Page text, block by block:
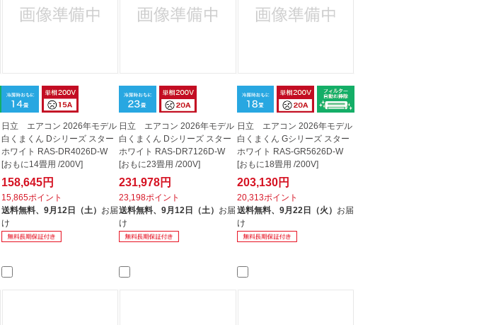
日立 エアコン 2026年モデル
白くまくん Dシリーズ スター
ホワイト RAS-DR4026D-W
[おもに14畳用 /200V]
158,645円
15,865ポイント
送料無料、 9月12日（土） お届
け
日立 エアコン 2026年モデル
白くまくん Dシリーズ スター
ホワイト RAS-DR7126D-W
[おもに23畳用 /200V]
231,978円
23,198ポイント
送料無料、9月12日（土） お届
け
日立 エアコン 2026年モデル
白くまくん Gシリーズ スター
ホワイト RAS-GR5626D-W
[おもに18畳用 /200V]
203,130円
20,313ポイント
送料無料、 9月22日（火） お届
け